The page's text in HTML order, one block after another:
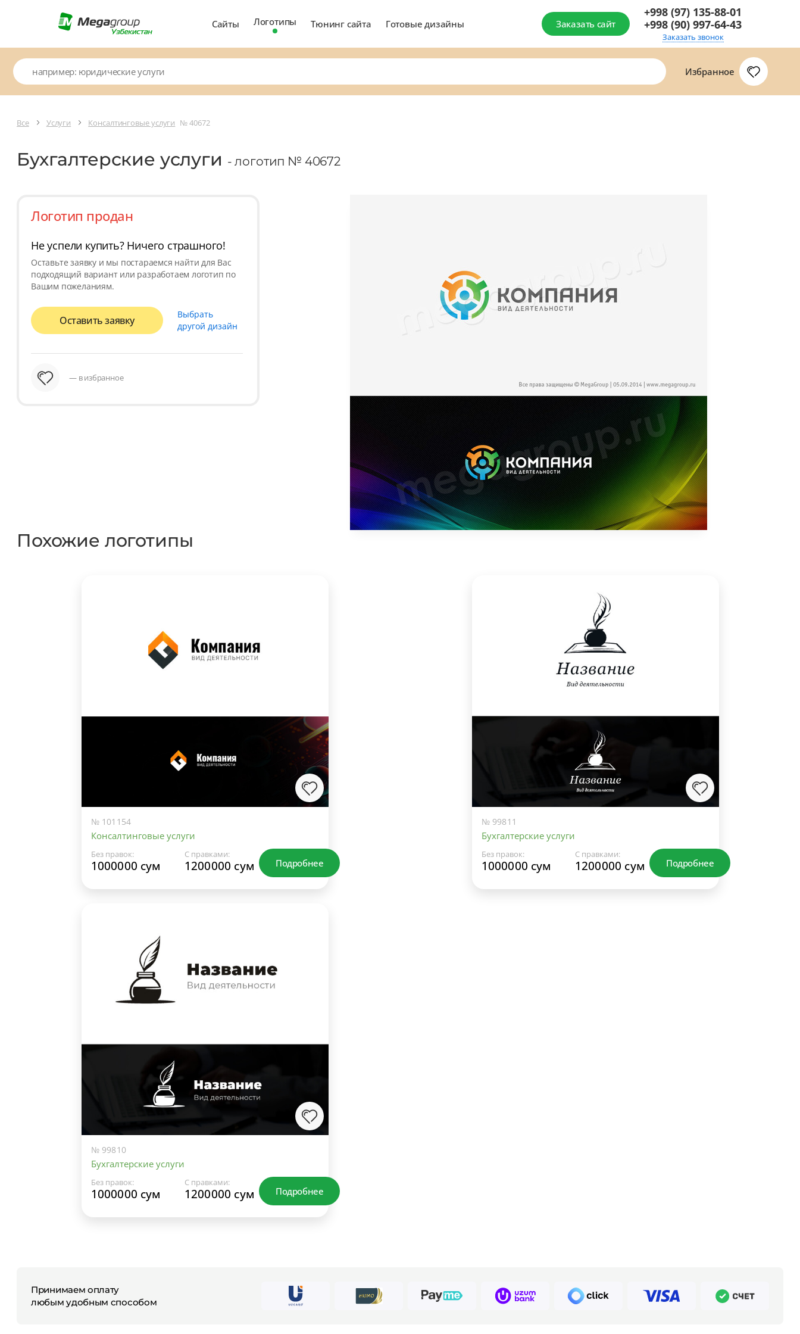
Сайты Логотипы Тюнинг сайта Готовые дизайны Заказать сайт
+998 (97) 135-88-01
+998 (90) 997-64-43
Заказать звонок
Избранное
Все Услуги Консалтинговые услуги № 40672
Бухгалтерские услуги - логотип № 40672
Логотип продан
Не успели купить? Ничего страшного!
Оставьте заявку и мы постараемся найти для Вас
подходящий вариант или разработаем логотип по
Вашим пожеланиям.
Оставить заявку
Выбрать
другой дизайн
— в избранное
Похожие логотипы
№ 101154
Консалтинговые услуги
Без правок:
1000000 сум
С правками:
1200000 сум Подробнее
№ 99811
Бухгалтерские услуги
Без правок:
1000000 сум
С правками:
1200000 сум Подробнее
№ 99810
Бухгалтерские услуги
Без правок:
1000000 сум
С правками:
1200000 сум Подробнее
Принимаем оплату
любым удобным способом